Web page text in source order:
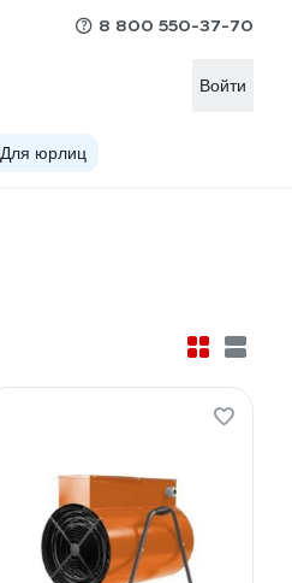
8 800 550-37-70
Войти
Для юрлиц